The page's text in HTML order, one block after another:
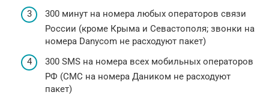
300 минут на номера любых операторов связи
России (кроме Крыма и Севастополя; звонки на
номера Danycom не расходуют пакет)
300 SMS на номера всех мобильных операторов
РФ (СМС на номера Даником не расходуют
пакет)